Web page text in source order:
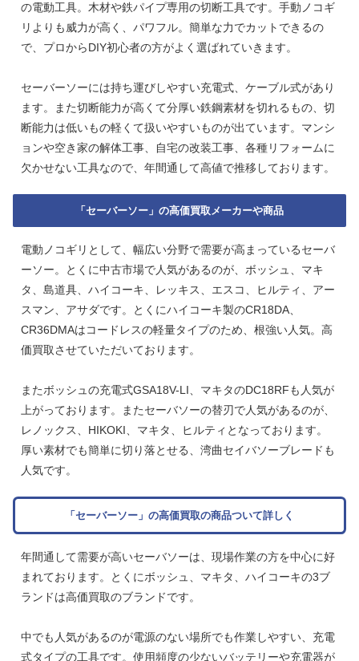
の電動工具。木材や鉄パイプ専用の切断工具です。手動ノコギ
リよりも威力が高く、パワフル。簡単な力でカットできるの
で、プロからDIY初心者の方がよく選ばれていきます。
セーバーソーには持ち運びしやすい充電式、ケーブル式があり
ます。また切断能力が高くて分厚い鉄鋼素材を切れるもの、切
断能力は低いもの軽くて扱いやすいものが出ています。マンシ
ョンや空き家の解体工事、自宅の改装工事、各種リフォームに
欠かせない工具なので、年間通して高値で推移しております。
「セーバーソー」の高価買取メーカーや商品
電動ノコギリとして、幅広い分野で需要が高まっているセーバ
ーソー。とくに中古市場で人気があるのが、ボッシュ、マキ
タ、島道具、ハイコーキ、レッキス、エスコ、ヒルティ、アー
スマン、アサダです。とくにハイコーキ製のCR18DA、
CR36DMAはコードレスの軽量タイプのため、根強い人気。高
価買取させていただいております。
またボッシュの充電式GSA18V-LI、マキタのDC18RFも人気が
上がっております。またセーバソーの替刃で人気があるのが、
レノックス、HIKOKI、マキタ、ヒルティとなっております。
厚い素材でも簡単に切り落とせる、湾曲セイバソーブレードも
人気です。
「セーバーソー」の高価買取の商品ついて詳しく
年間通して需要が高いセーバソーは、現場作業の方を中心に好
まれております。とくにボッシュ、マキタ、ハイコーキの3ブ
ランドは高価買取のブランドです。
中でも人気があるのが電源のない場所でも作業しやすい、充電
式タイプの工具です。使用頻度の少ないバッテリーや充電器が